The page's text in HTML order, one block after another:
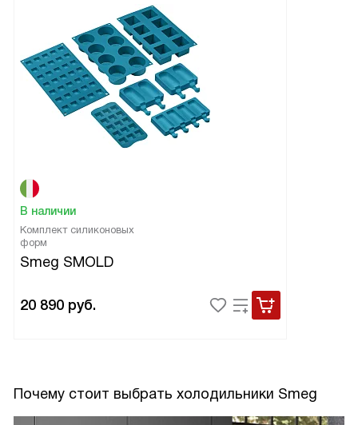
В наличии
Комплект силиконовых
форм
Smeg SMOLD
20 890 руб.
Почему стоит выбрать холодильники Smeg